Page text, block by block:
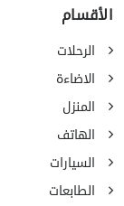
الأقسام
الرحلات
الاضاءة
المنزل
الهاتف
السيارات
الطابعات